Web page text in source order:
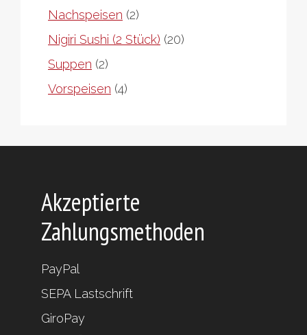
Produkte
Nachspeisen 22
Produkte
Nigiri Sushi (2 Stück) 2020
Suppen 22
Produkte
Vorspeisen 44
Akzeptierte
Zahlungsmethoden
PayPal
SEPA Lastschrift
GiroPay